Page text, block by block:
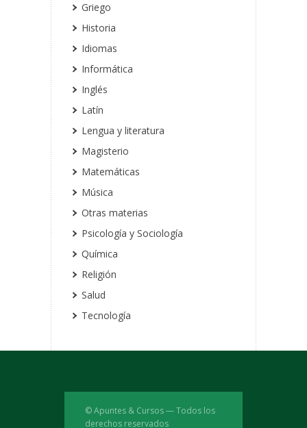
Griego
Historia
Idiomas
Informática
Inglés
Latín
Lengua y literatura
Magisterio
Matemáticas
Música
Otras materias
Psicología y Sociología
Química
Religión
Salud
Tecnología
© Apuntes & Cursos — Todos los
derechos reservados